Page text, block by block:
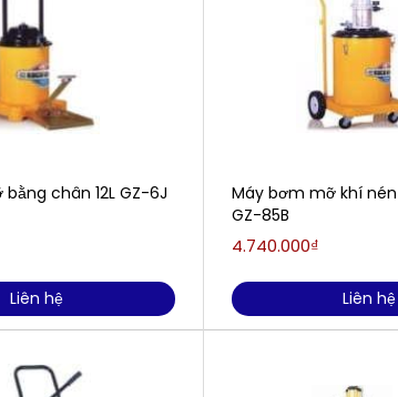
chân 12L GZ-6J
Liên hệ
Máy bơm mỡ khí nén
GZ-85B
4.740.000₫
Liên hệ